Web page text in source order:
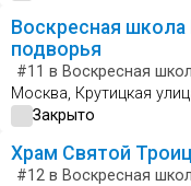
Воскресная
подворья
#11 в Воскресная
Москва, Крутицкая
Закрыто
Храм Святой
#12 в Воскресная